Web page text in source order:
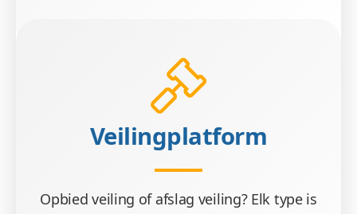
Veilingplatform
Opbied veiling of afslag veiling? Elk type is